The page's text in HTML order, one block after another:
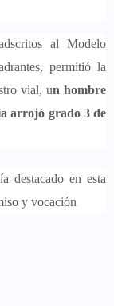
al Modelo
permitió la
vial, un hombre
arrojó grado 3 de
destacado en esta
y vocación